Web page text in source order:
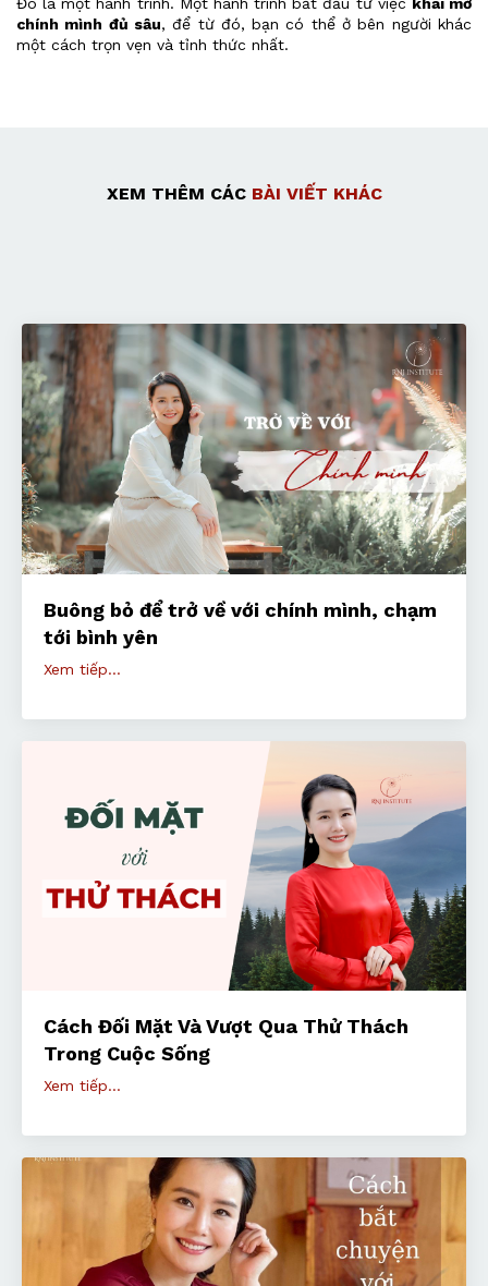
Đó là một hành trình. Một hành trình bắt đầu từ việc khai mở
chính mình đủ sâu, để từ đó, bạn có thể ở bên người khác
một cách trọn vẹn và tỉnh thức nhất.
XEM THÊM CÁC BÀI VIẾT KHÁC
Buông bỏ để trở về với chính mình, chạm
tới bình yên
Xem tiếp...
Cách Đối Mặt Và Vượt Qua Thử Thách
Trong Cuộc Sống
Xem tiếp...